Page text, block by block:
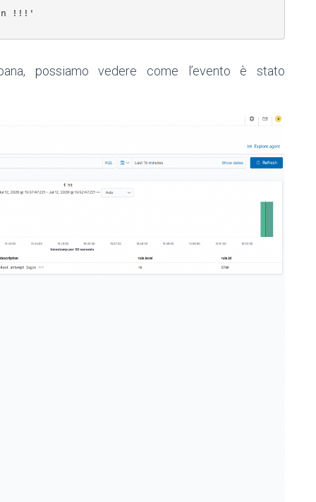
!!!'
possiamo vedere come l’evento è stato